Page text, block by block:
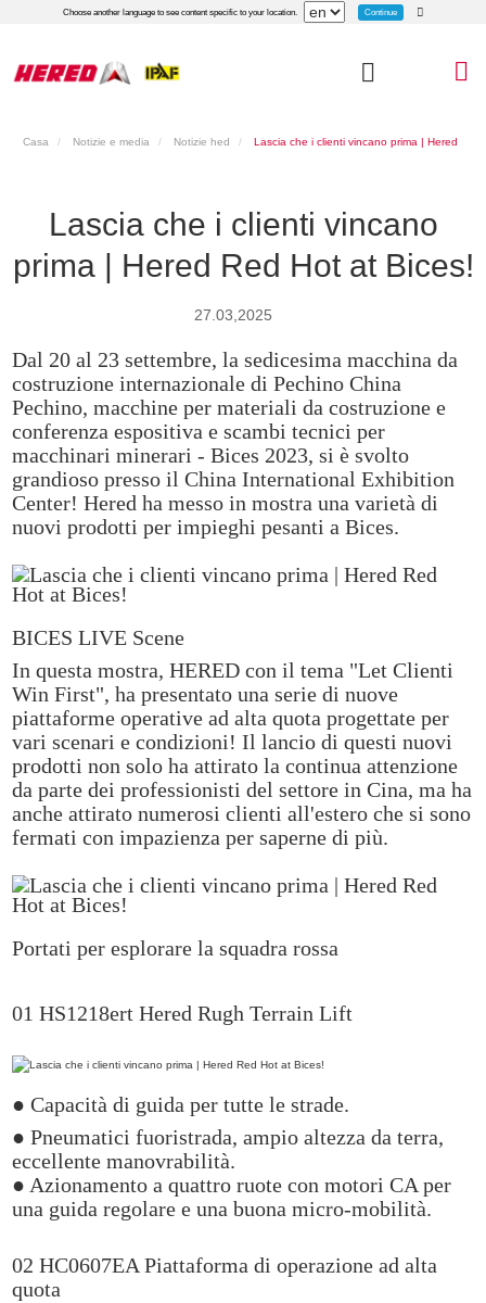
Choose another language to see content specific to your location. Continue
Casa Notizie e media Notizie hed
Lascia che i clienti vincano
prima | Hered Red Hot at Bices!
27.03,2025
Dal 20 al 23 settembre, la sedicesima macchina da
costruzione internazionale di Pechino China
Pechino, macchine per materiali da costruzione e
conferenza espositiva e scambi tecnici per
macchinari minerari - Bices 2023, si è svolto
grandioso presso il China International Exhibition
Center! Hered ha messo in mostra una varietà di
nuovi prodotti per impieghi pesanti a Bices.
BICES LIVE Scene
In questa mostra, HERED con il tema "Let Clienti
Win First", ha presentato una serie di nuove
piattaforme operative ad alta quota progettate per
vari scenari e condizioni! Il lancio di questi nuovi
prodotti non solo ha attirato la continua attenzione
da parte dei professionisti del settore in Cina, ma ha
anche attirato numerosi clienti all'estero che si sono
fermati con impazienza per saperne di più.
Portati per esplorare la squadra rossa
01 HS1218ert Hered Rugh Terrain Lift
● Capacità di guida per tutte le strade.
● Pneumatici fuoristrada, ampio altezza da terra,
eccellente manovrabilità.
● Azionamento a quattro ruote con motori CA per
una guida regolare e una buona micro-mobilità.
02 HC0607EA Piattaforma di operazione ad alta
quota